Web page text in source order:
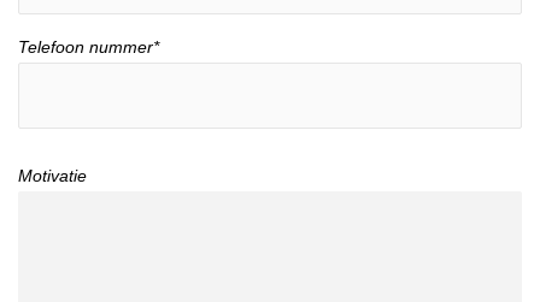
Telefoon nummer*
Motivatie